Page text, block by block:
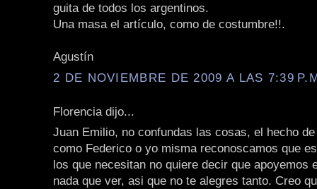
guita de todos los argentinos.
Una masa el artículo, como de costumbre!!.
Agustín
2 DE NOVIEMBRE DE 2009 A LAS 7:39
Florencia dijo...
Juan Emilio, no confundas las cosas, el hecho
como Federico o yo misma reconoscamos que
los que necesitan no quiere decir que apoyemos
nada que ver, asi que no te alegres tanto. Creo